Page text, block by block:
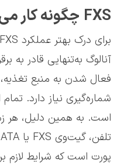
FXS چگونه کار می‌کند؟
آنالوگ به‌تنهایی قادر به
فعال شدن به منبع
شماره‌گیری نیاز دارد.
است. به همین دلیل، هر
پورت است که شرایط لازم